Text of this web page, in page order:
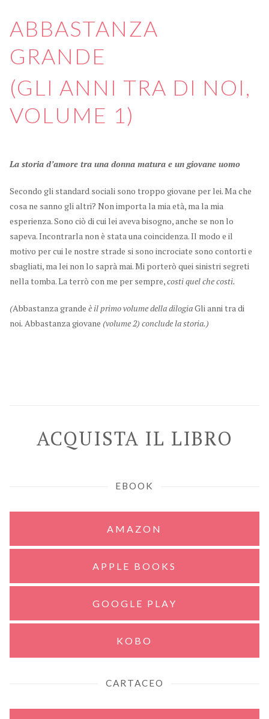
ABBASTANZA
GRANDE
(GLI ANNI TRA DI NOI,
VOLUME 1)
La storia d’amore tra una donna matura e un giovane uomo
Secondo gli standard sociali sono troppo giovane per lei. Ma che
cosa ne sanno gli altri? Non importa la mia età, ma la mia
esperienza. Sono ciò di cui lei aveva bisogno, anche se non lo
sapeva. Incontrarla non è stata una coincidenza. Il modo e il
motivo per cui le nostre strade si sono incrociate sono contorti e
sbagliati, ma lei non lo saprà mai. Mi porterò quei sinistri segreti
nella tomba. La terrò con me per sempre,costi quel che costi.
(Abbastanza grande è il primo volume della dilogiaGli anni tra di
noi.Abbastanza giovane (volume 2) conclude la storia.)
ACQUISTA IL LIBRO
EBOOK
AMAZON
APPLE BOOKS
GOOGLE PLAY
KOBO
CARTACEO